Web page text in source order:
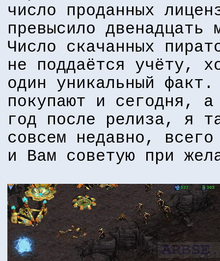
число проданных
превысило двенадцать
Число скачанных
не поддаётся учёту,
один уникальный
покупают и сегодня,
год после релиза, я
совсем недавно,
и Вам советую при